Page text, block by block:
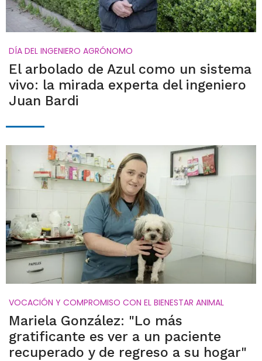
DÍA DEL INGENIERO AGRÓNOMO
El arbolado de Azul como un sistema
vivo: la mirada experta del ingeniero
Juan Bardi
VOCACIÓN Y COMPROMISO CON EL BIENESTAR ANIMAL
Mariela González: "Lo más
gratificante es ver a un paciente
recuperado y de regreso a su hogar"